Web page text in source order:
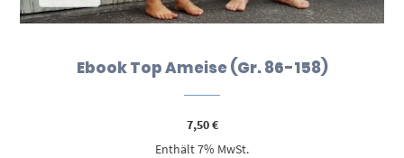
Ebook Top Ameise (Gr. 86-158)
7,50€
Enthält 7% MwSt.